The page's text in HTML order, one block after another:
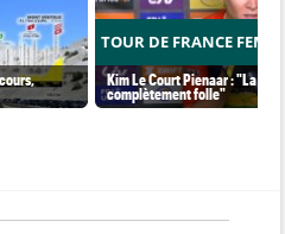
TOUR DE FRANCE
Kim Le Court Pienaar : "La
complètement folle"